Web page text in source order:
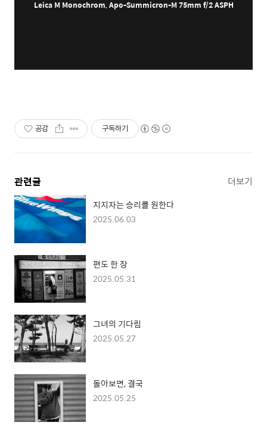
Leica M Monochrom,Apo-Summicron-M 75mm f/2 ASPH
공감 구독하기
관련글 더보기
지지자는 승리를 원한다
2025.06.03
편도 한 장
2025.05.31
그녀의 기다림
2025.05.27
돌아보면, 결국
2025.05.25